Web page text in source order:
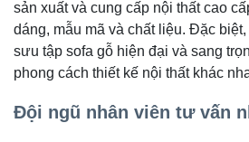
sản xuất và cung cấp nội thất cao
dáng, mẫu mã và chất liệu. Đặc
sưu tập sofa gỗ hiện đại và sang
phong cách thiết kế nội thất khác
Đội ngũ nhân viên tư vấn